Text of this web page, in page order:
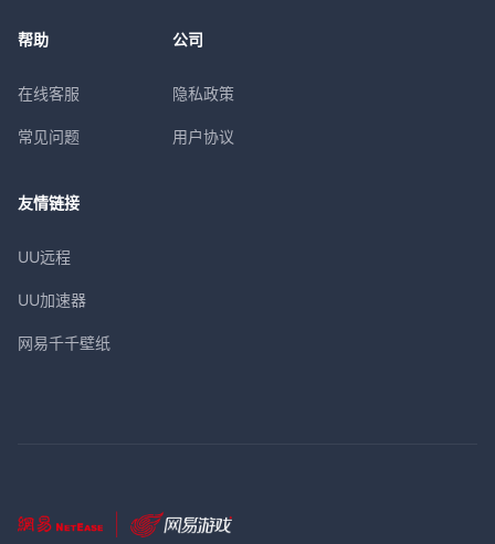
帮助
在线客服
常见问题
公司
隐私政策
用户协议
友情链接
UU远程
UU加速器
网易千千壁纸